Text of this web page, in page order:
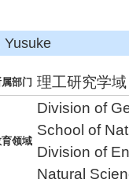
部门 理工研究学
领域
Division of
School of
Division of
Natural